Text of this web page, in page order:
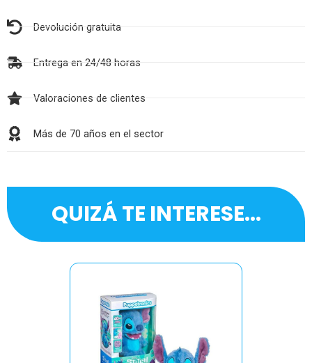
Devolución gratuita
Entrega en 24/48 horas
Valoraciones de clientes
Más de 70 años en el sector
QUIZÁ TE INTERESE...